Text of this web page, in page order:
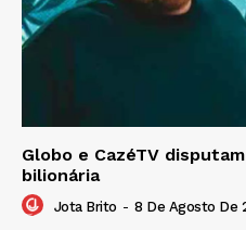
Globo e CazéTV
bilionária
Jota Brito - 8 De Agosto De